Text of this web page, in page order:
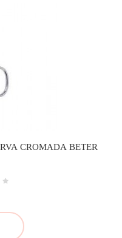
CROMADA BETER